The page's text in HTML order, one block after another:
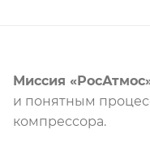
Миссия
и понятным
компрессора.